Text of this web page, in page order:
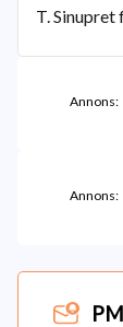
T. Sinupret
Annons:
Annons: